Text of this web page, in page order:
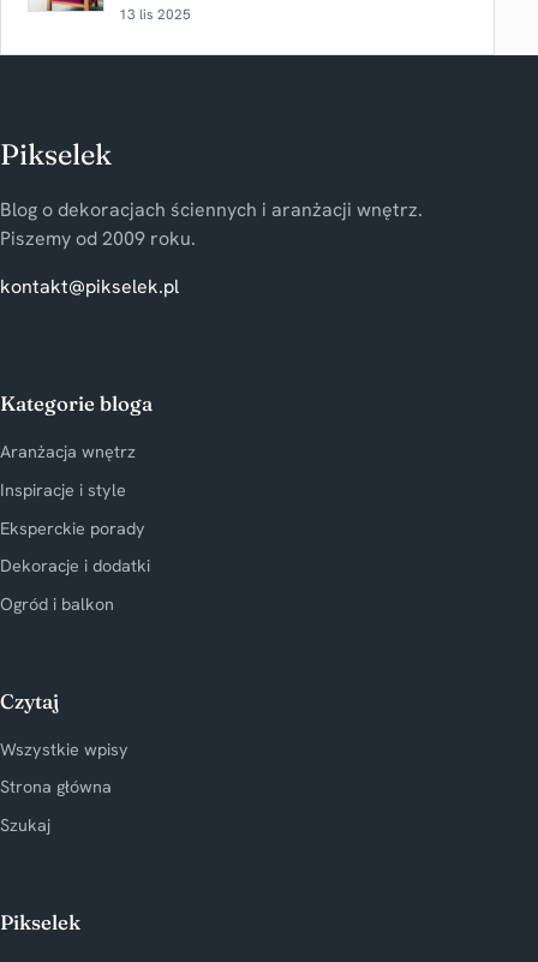
13 lis 2025
Pikselek
Blog o dekoracjach ściennych i aranżacji wnętrz.
Piszemy od 2009 roku.
kontakt@pikselek.pl
Kategorie bloga
Aranżacja wnętrz
Inspiracje i style
Eksperckie porady
Dekoracje i dodatki
Ogród i balkon
Czytaj
Wszystkie wpisy
Strona główna
Szukaj
Pikselek